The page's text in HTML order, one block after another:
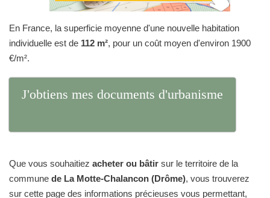
En France, la superficie moyenne d'une nouvelle habitation
individuelle est de 112 m², pour un coût moyen d'environ 1900
€/m².
J'obtiens mes documents d'urbanisme
Que vous souhaitiez acheter ou bâtir sur le territoire de la
commune de La Motte-Chalancon (Drôme), vous trouverez
sur cette page des informations précieuses vous permettant,